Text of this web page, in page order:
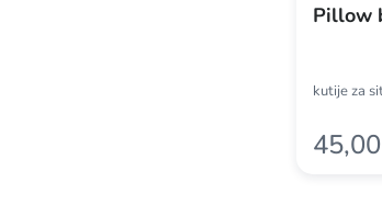
Pillow
kutije za